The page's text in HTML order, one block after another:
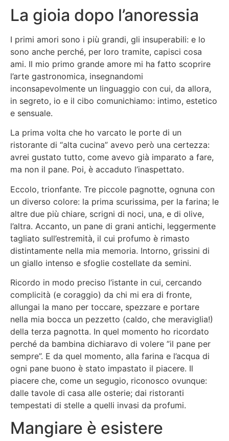
La gioia dopo l’anoressia
I primi amori sono i più grandi, gli insuperabili: e lo
sono anche perché, per loro tramite, capisci cosa
ami. Il mio primo grande amore mi ha fatto scoprire
l’arte gastronomica, insegnandomi
inconsapevolmente un linguaggio con cui, da allora,
in segreto, io e il cibo comunichiamo: intimo, estetico
e sensuale.
La prima volta che ho varcato le porte di un
ristorante di “alta cucina” avevo però una certezza:
avrei gustato tutto, come avevo già imparato a fare,
ma non il pane. Poi, è accaduto l’inaspettato.
Eccolo, trionfante. Tre piccole pagnotte, ognuna con
un diverso colore: la prima scurissima, per la farina; le
altre due più chiare, scrigni di noci, una, e di olive,
l’altra. Accanto, un pane di grani antichi, leggermente
tagliato sull’estremità, il cui profumo è rimasto
distintamente nella mia memoria. Intorno, grissini di
un giallo intenso e sfoglie costellate da semini.
Ricordo in modo preciso l’istante in cui, cercando
complicità (e coraggio) da chi mi era di fronte,
allungai la mano per toccare, spezzare e portare
nella mia bocca un pezzetto (caldo, che meraviglia!)
della terza pagnotta. In quel momento ho ricordato
perché da bambina dichiaravo di volere ”il pane per
sempre”. E da quel momento, alla farina e l’acqua di
ogni pane buono è stato impastato il piacere. Il
piacere che, come un segugio, riconosco ovunque:
dalle tavole di casa alle osterie; dai ristoranti
tempestati di stelle a quelli invasi da profumi.
Mangiare è esistere